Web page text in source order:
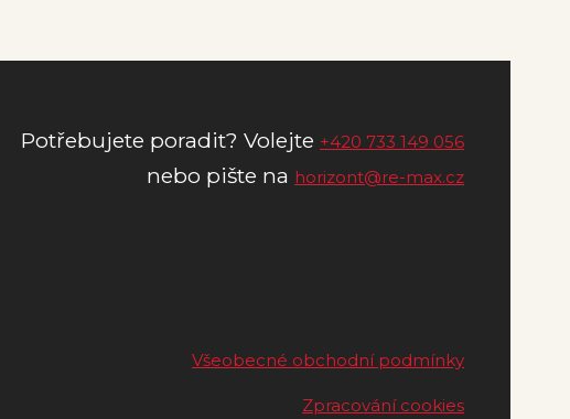
Potřebujete poradit? Volejte +420 733 149 056
nebo pište na horizont@re-max.cz
Všeobecné obchodní podmínky
Zpracování cookies